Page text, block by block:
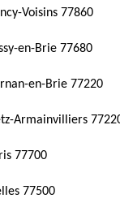
Voisins 77860
en-Brie 77680
en-Brie 77220
Armainvilliers
77700
77500